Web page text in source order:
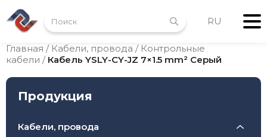
RU
Главная / Кабели, провода / Контрольные
кабели / Кабель YSLY-CY-JZ 7×1.5 mm² Серый
Продукция
Кабели, провода